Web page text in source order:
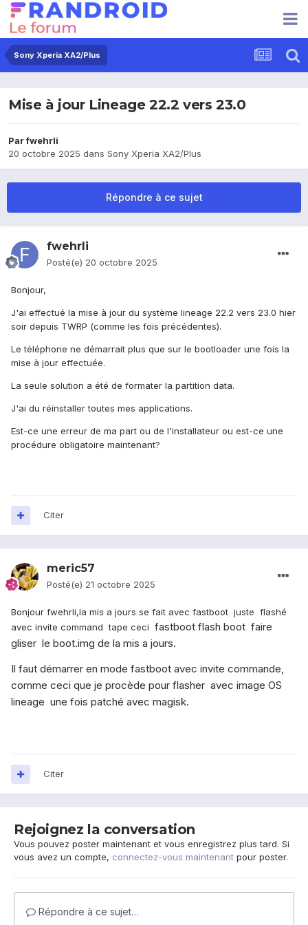
Sony Xperia XA2/Plus
Mise à jour Lineage 22.2 vers 23.0
Parfwehrli
20 octobre 2025 dans Sony Xperia XA2/Plus
Répondre à ce sujet
fwehrli
Posté(e) 20 octobre 2025
Bonjour,
J'ai effectué la mise à jour du système lineage 22.2 vers 23.0 hier
soir depuis TWRP (comme les fois précédentes).
Le téléphone ne démarrait plus que sur le bootloader une fois la
mise à jour effectuée.
La seule solution a été de formater la partition data.
J'ai du réinstaller toutes mes applications.
Est-ce une erreur de ma part ou de l'installateur ou est-ce une
procédure obligatoire maintenant?
Citer
meric57
Posté(e) 21 octobre 2025
Bonjour fwehrli,la mis a jours se fait avec fastboot juste flashé
avec invite command tape ceci fastboot flash boot faire
gliser le boot.img de la mis a jours.
Il faut démarrer en mode fastboot avec invite commande,
comme ceci que je procède pour flasher avec image OS
lineage une fois patché avec magisk.
Citer
Rejoignez la conversation
Vous pouvez poster maintenant et vous enregistrez plus tard. Si
vous avez un compte, connectez-vous maintenant pour poster.
Répondre à ce sujet…